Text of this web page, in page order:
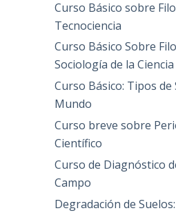
Curso Básico sobre
Tecnociencia
Curso Básico Sobre
Sociología de la Ciencia
Curso Básico: Tipos de
Mundo
Curso breve sobre
Científico
Curso de Diagnóstico
Campo
Degradación de Suelos: